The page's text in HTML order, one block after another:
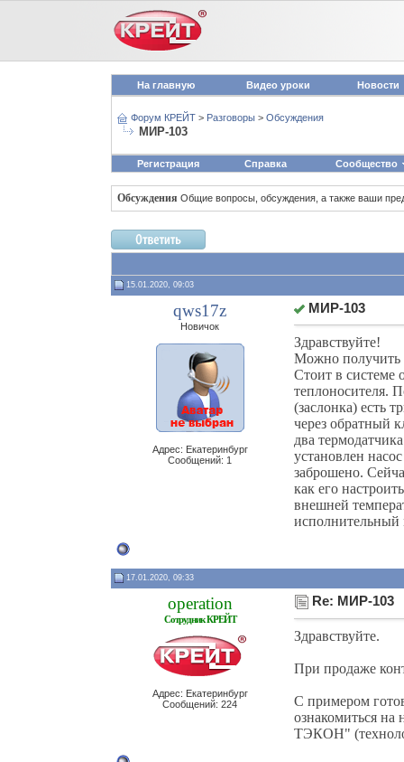
На главную Видео уроки Новости
Форум КРЕЙТ > Разговоры > Обсуждения
МИР-103
Регистрация Справка Сообщество
Обсуждения Общие вопросы, обсуждения, а также ваши
15.01.2020, 09:03
qws17z
Новичок
Адрес: Екатеринбург
Сообщений: 1
МИР-103
Здравствуйте!
Можно получить
Стоит в системе
теплоносителя.
(заслонка) есть
через обратный
два
установлен
заброшено.
как его
внешней
17.01.2020, 09:33
operation
Сотрудник КРЕЙТ
Адрес: Екатеринбург
Сообщений: 224
Re: МИР-103
Здравствуйте.
При продаже
С примером
ознакомиться
ТЭКОН"